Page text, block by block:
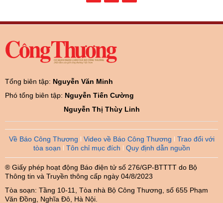
Tổng biên tập: Nguyễn Văn Minh
Phó tổng biên tập: Nguyễn Tiến Cường
Nguyễn Thị Thùy Linh
Về Báo Công Thương Video về Báo Công Thương
Trao đổi với
tòa soạn
Tôn chỉ mục đích Quy định dẫn nguồn
® Giấy phép hoạt động Báo điện tử số 276/GP-BTTTT do Bộ
Thông tin và Truyền thông cấp ngày 04/8/2023
Tòa soạn: Tầng 10-11, Tòa nhà Bộ Công Thương, số 655 Phạm
Văn Đồng, Nghĩa Đô, Hà Nội.